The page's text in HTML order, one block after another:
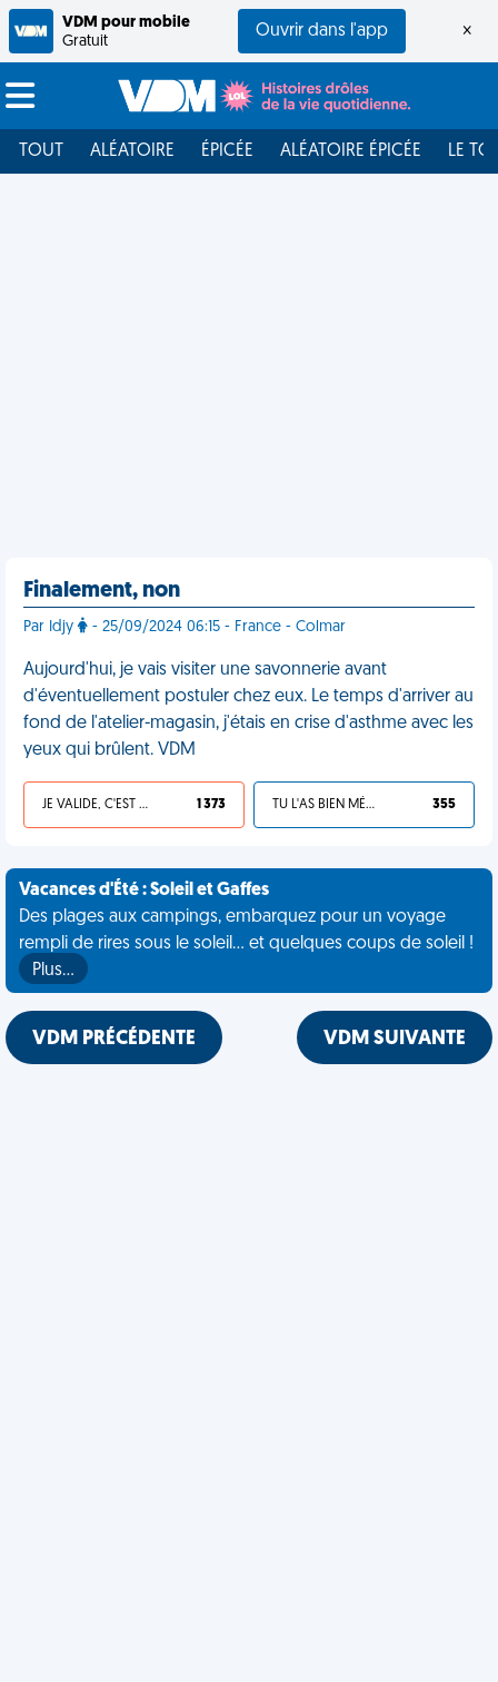
VDM pour mobile
Gratuit
Ouvrir dans l'app ×
TOUT ALÉATOIRE ÉPICÉE ALÉATOIRE ÉPICÉE LE
Finalement, non
Par Idjy - 25/09/2024 06:15 - France - Colmar
Aujourd'hui, je vais visiter une savonnerie avant
d'éventuellement postuler chez eux. Le temps d'arriver au
fond de l'atelier-magasin, j'étais en crise d'asthme avec les
yeux qui brûlent. VDM
JE VALIDE, C'EST UNE VDM 1 373 TU L'AS BIEN MÉRITÉ 355
Vacances d'Été : Soleil et Gaffes
Des plages aux campings, embarquez pour un voyage
rempli de rires sous le soleil... et quelques coups de soleil !
Plus…
VDM PRÉCÉDENTE VDM SUIVANTE